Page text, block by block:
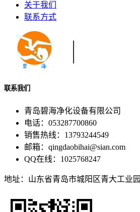
关于我们
联系方式
联系我们
青岛碧海净化设备有限公司
电话：053287700860
销售热线：13793244549
邮箱：qingdaobihai@sian.com
QQ在线：1025768247
地址：山东省青岛市城阳区青大工业园